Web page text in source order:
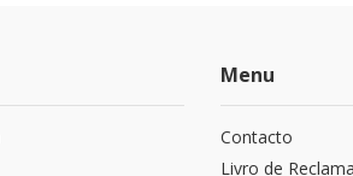
Menu
Contacto
Livro de